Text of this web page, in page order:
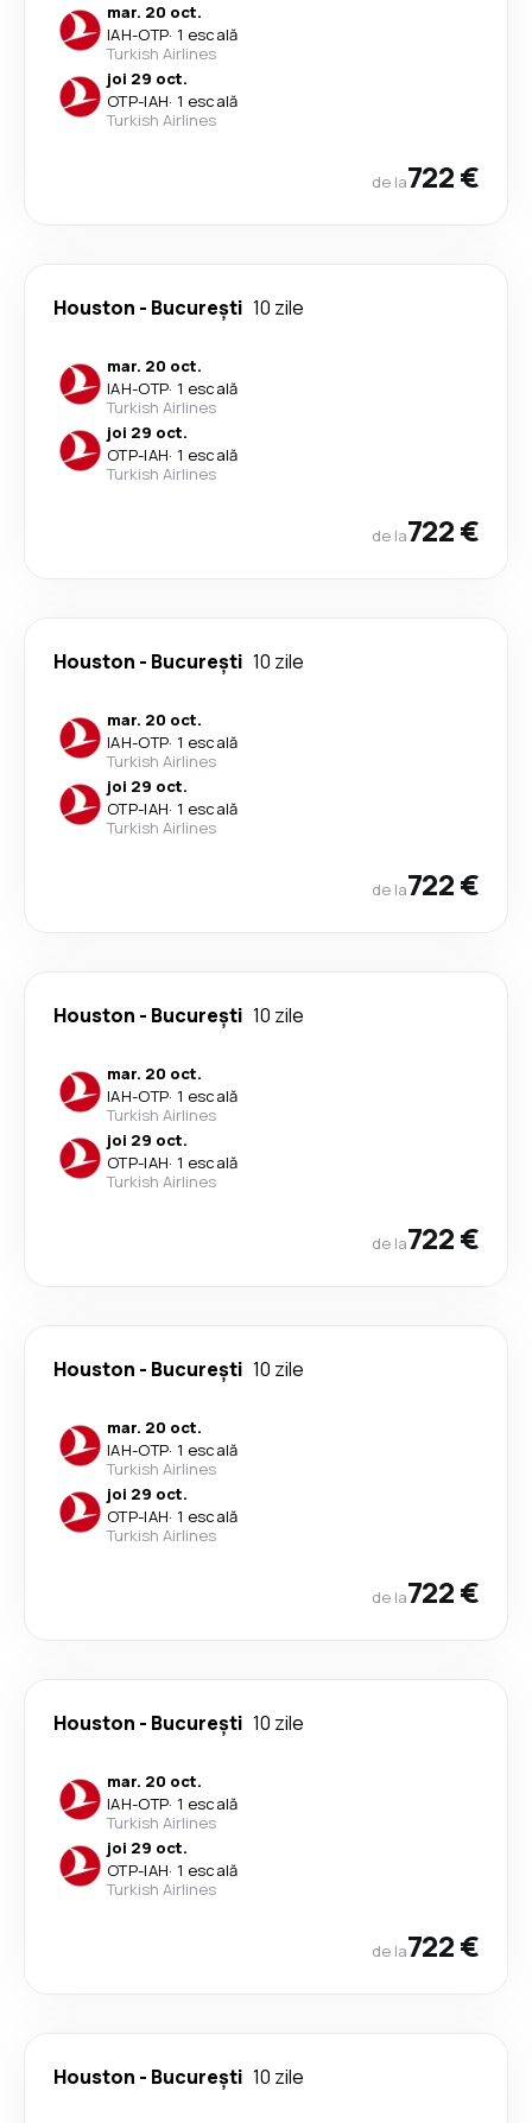
mar. 20 oct.
IAH-OTP· 1 escală
Turkish Airlines
joi 29 oct.
OTP-IAH· 1 escală
Turkish Airlines
de la722 €
Houston - București 10 zile
mar. 20 oct.
IAH-OTP· 1 escală
Turkish Airlines
joi 29 oct.
OTP-IAH· 1 escală
Turkish Airlines
de la722 €
Houston - București 10 zile
mar. 20 oct.
IAH-OTP· 1 escală
Turkish Airlines
joi 29 oct.
OTP-IAH· 1 escală
Turkish Airlines
de la722 €
Houston - București 10 zile
mar. 20 oct.
IAH-OTP· 1 escală
Turkish Airlines
joi 29 oct.
OTP-IAH· 1 escală
Turkish Airlines
de la722 €
Houston - București 10 zile
mar. 20 oct.
IAH-OTP· 1 escală
Turkish Airlines
joi 29 oct.
OTP-IAH· 1 escală
Turkish Airlines
de la722 €
Houston - București 10 zile
mar. 20 oct.
IAH-OTP· 1 escală
Turkish Airlines
joi 29 oct.
OTP-IAH· 1 escală
Turkish Airlines
de la722 €
Houston - București 10 zile